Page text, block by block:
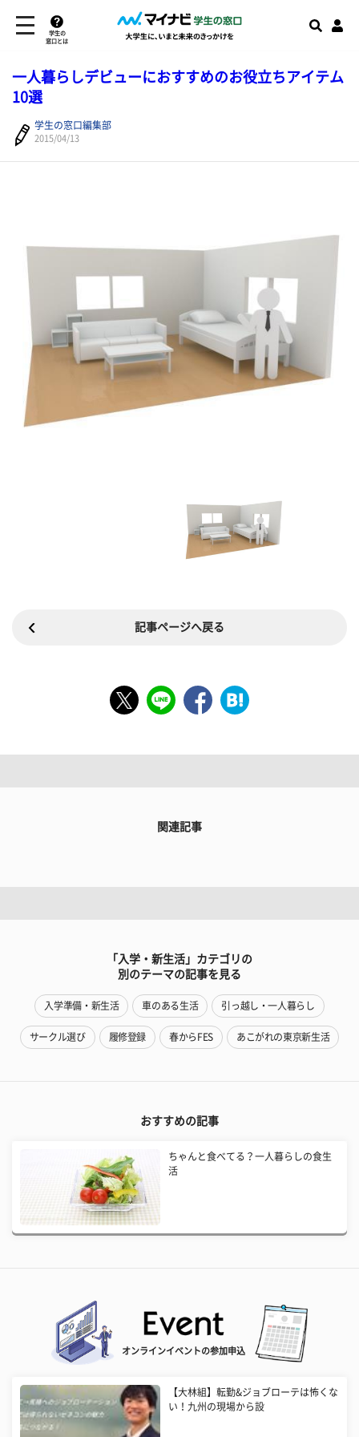
学生の
窓口とは
一人暮らしデビューにおすすめのお役立ちアイテム
10選
学生の窓口編集部
2015/04/13
記事ページへ戻る
関連記事
「入学・新生活」カテゴリの
別のテーマの記事を見る
入学準備・新生活 車のある生活 引っ越し・一人暮らし
サークル選び 履修登録 春からFES あこがれの東京新生活
おすすめの記事
ちゃんと食べてる？一人暮らしの食生
活
オンラインイベントの参加申込
【大林組】転勤&ジョブローテは怖くな
い！九州の現場から設